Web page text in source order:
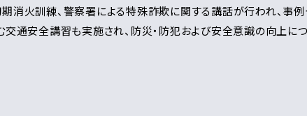
消火訓練、警察署による特殊詐欺に関する講話が行われ、事
交通安全講習も実施され、防災・防犯および安全意識の向上につ